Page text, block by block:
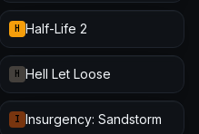
H Half-Life 2
H Hell Let Loose
I Insurgency: Sandstorm